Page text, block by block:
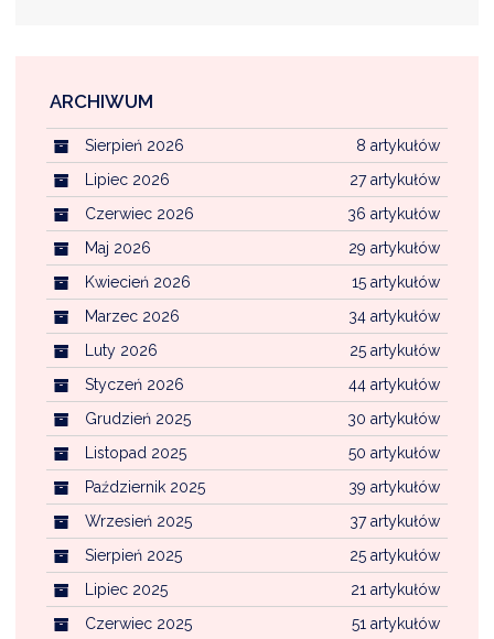
ARCHIWUM
8 artykułów
Sierpień 2026
27 artykułów
Lipiec 2026
36 artykułów
Czerwiec 2026
29 artykułów
Maj 2026
15 artykułów
Kwiecień 2026
34 artykułów
Marzec 2026
25 artykułów
Luty 2026
44 artykułów
Styczeń 2026
30 artykułów
Grudzień 2025
50 artykułów
Listopad 2025
39 artykułów
Październik 2025
37 artykułów
Wrzesień 2025
25 artykułów
Sierpień 2025
21 artykułów
Lipiec 2025
51 artykułów
Czerwiec 2025